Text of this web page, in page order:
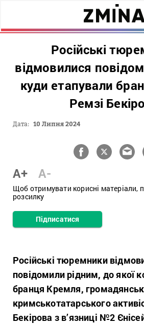
Російські
відмовилися
куди етапували
Ремзі
Дата: 10 Липня 2024
A+ A-
Щоб отримувати корисні матеріали,
розсилку
Підписатися
Російські тюремники
повідомили рідним, до якої
бранця Кремля,
кримськотатарського
Бекірова з в’язниці №2